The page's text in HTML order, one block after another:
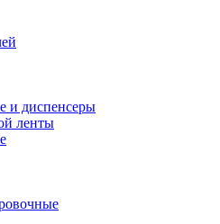
и диспенсеры
ленты